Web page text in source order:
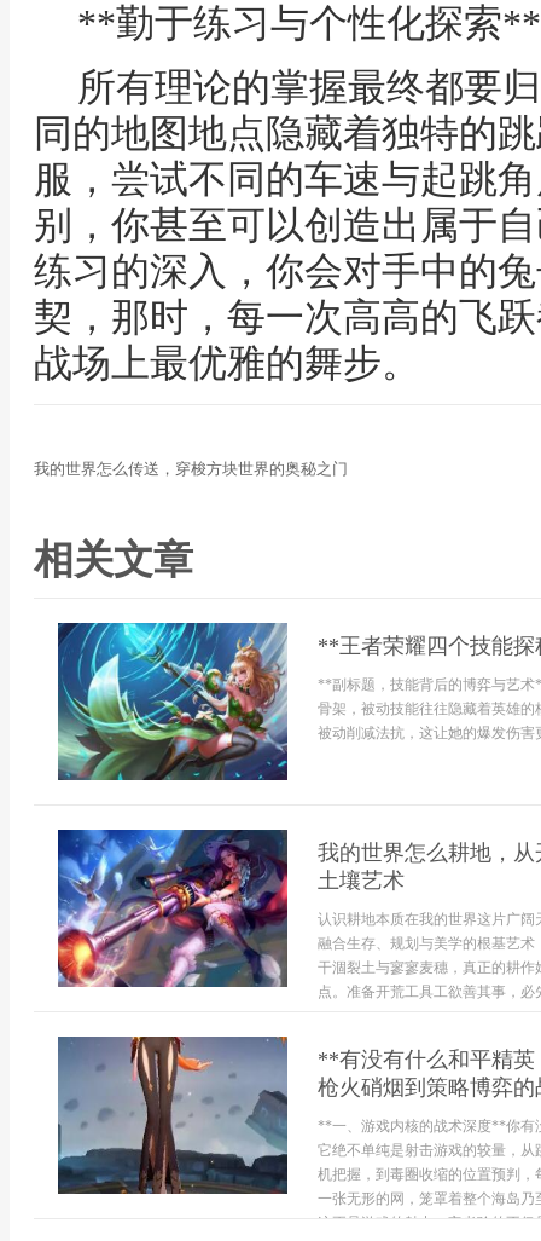
**勤于练习与个性化探索**
所有理论的掌握最终都要
同的地图地点隐藏着独特的
服，尝试不同的车速与起跳
别，你甚至可以创造出属于
练习的深入，你会对手中的
契，那时，每一次高高的飞
战场上最优雅的舞步。
我的世界怎么传送，穿梭方块世界的奥秘之门
相关文章
**王者荣耀四个技能
**副标题，技能背后的博弈与艺
骨架，被动技能往往隐藏着英雄
被动削减法抗，这让她的爆发伤
我的世界怎么耕地，
土壤艺术
认识耕地本质在我的世界这片广
融合生存、规划与美学的根基艺
干涸裂土与寥寥麦穗，真正的耕
点。准备开荒工具工欲善其事，
**有没有什么和平精
枪火硝烟到策略博弈
**一、游戏内核的战术深度**你有
它绝不单纯是射击游戏的较量，
机把握，到毒圈收缩的位置预判
一张无形的网，笼罩着整个海岛
这正是游戏的魅力，它考验的不仅